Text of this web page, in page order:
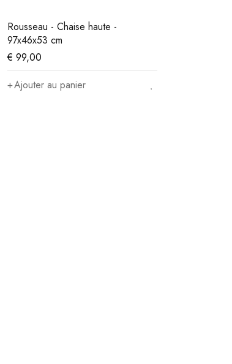
Rousseau - Chaise haute -
97x46x53 cm
€ 99,00
Ajouter au panier